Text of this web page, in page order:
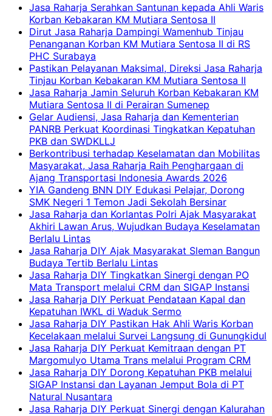
Jasa Raharja Serahkan Santunan kepada Ahli Waris
Korban Kebakaran KM Mutiara Sentosa II
Dirut Jasa Raharja Dampingi Wamenhub Tinjau
Penanganan Korban KM Mutiara Sentosa II di RS
PHC Surabaya
Pastikan Pelayanan Maksimal, Direksi Jasa Raharja
Tinjau Korban Kebakaran KM Mutiara Sentosa II
Jasa Raharja Jamin Seluruh Korban Kebakaran KM
Mutiara Sentosa II di Perairan Sumenep
Gelar Audiensi, Jasa Raharja dan Kementerian
PANRB Perkuat Koordinasi Tingkatkan Kepatuhan
PKB dan SWDKLLJ
Berkontribusi terhadap Keselamatan dan Mobilitas
Masyarakat, Jasa Raharja Raih Penghargaan di
Ajang Transportasi Indonesia Awards 2026
YIA Gandeng BNN DIY Edukasi Pelajar, Dorong
SMK Negeri 1 Temon Jadi Sekolah Bersinar
Jasa Raharja dan Korlantas Polri Ajak Masyarakat
Akhiri Lawan Arus, Wujudkan Budaya Keselamatan
Berlalu Lintas
Jasa Raharja DIY Ajak Masyarakat Sleman Bangun
Budaya Tertib Berlalu Lintas
Jasa Raharja DIY Tingkatkan Sinergi dengan PO
Mata Transport melalui CRM dan SIGAP Instansi
Jasa Raharja DIY Perkuat Pendataan Kapal dan
Kepatuhan IWKL di Waduk Sermo
Jasa Raharja DIY Pastikan Hak Ahli Waris Korban
Kecelakaan melalui Survei Langsung di Gunungkidul
Jasa Raharja DIY Perkuat Kemitraan dengan PT
Margomulyo Utama Trans melalui Program CRM
Jasa Raharja DIY Dorong Kepatuhan PKB melalui
SIGAP Instansi dan Layanan Jemput Bola di PT
Natural Nusantara
Jasa Raharja DIY Perkuat Sinergi dengan Kalurahan